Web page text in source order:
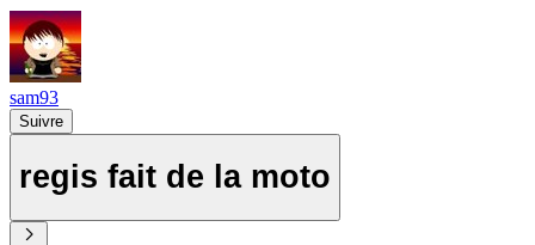
sam93
Suivre
regis fait de la moto